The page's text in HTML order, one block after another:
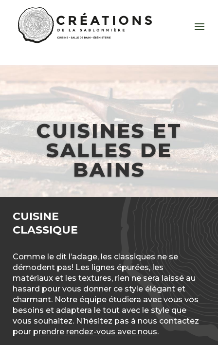
CUISINES ET
SALLES DE
BAINS
CUISINE
CLASSIQUE
Comme le dit l’adage, les classiques ne se
démodent pas! Les lignes épurées, les
matériaux et les textures, rien ne sera laissé au
hasard pour vous donner ce style élégant et
charmant. Notre équipe étudiera avec vous vos
besoins et adaptera le tout avec le style que
vous souhaitez. N’hésitez pas à nous contactez
pour prendre rendez-vous avec nous.